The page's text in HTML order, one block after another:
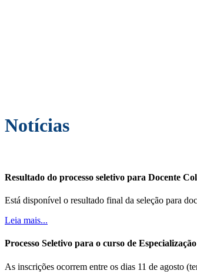
Notícias
Resultado do processo seletivo para Docente
Está disponível o resultado final da seleção para
Leia mais...
Processo Seletivo para o curso de
As inscrições ocorrem entre os dias 11 de agosto